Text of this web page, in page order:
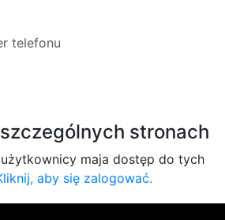
telefonu
stronach
maja dostęp do tych
aby się zalogować.